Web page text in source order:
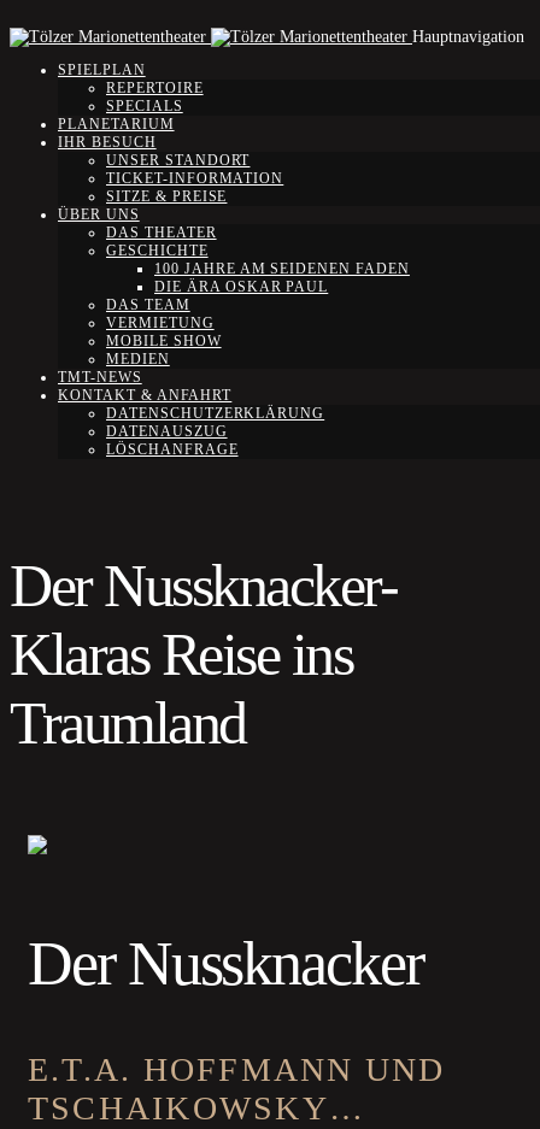
Hauptnavigation
SPIELPLAN
REPERTOIRE
SPECIALS
PLANETARIUM
IHR BESUCH
UNSER STANDORT
TICKET-INFORMATION
SITZE & PREISE
ÜBER UNS
DAS THEATER
GESCHICHTE
100 JAHRE AM SEIDENEN FADEN
DIE ÄRA OSKAR PAUL
DAS TEAM
VERMIETUNG
MOBILE SHOW
MEDIEN
TMT-NEWS
KONTAKT & ANFAHRT
DATENSCHUTZERKLÄRUNG
DATENAUSZUG
LÖSCHANFRAGE
Der Nussknacker-
Klaras Reise ins
Traumland
Der Nussknacker
E.T.A. HOFFMANN UND
TSCHAIKOWSKY…